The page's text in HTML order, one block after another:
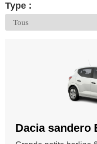
Type :
Dacia sandero